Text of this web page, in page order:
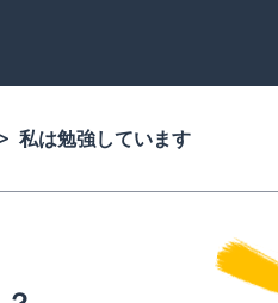
私は勉強しています